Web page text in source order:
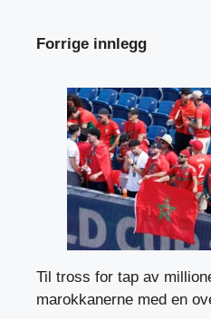
Forrige innlegg
Til tross for tap av
marokkanerne med en